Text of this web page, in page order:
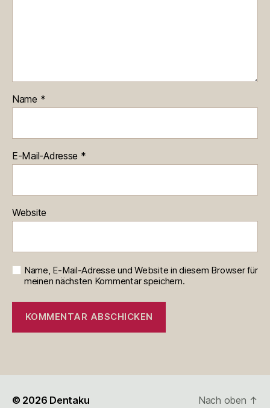
Name *
E-Mail-Adresse *
Website
Name, E-Mail-Adresse und Website in diesem Browser für
meinen nächsten Kommentar speichern.
© 2026 Dentaku Nach oben ↑